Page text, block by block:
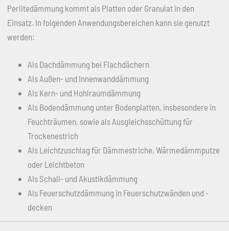
Perlitedämmung kommt als Platten oder Granulat in den
Einsatz. In folgenden Anwendungsbereichen kann sie genutzt
werden:
Als Dachdämmung bei Flachdächern
Als Außen- und Innenwanddämmung
Als Kern- und Hohlraumdämmung
Als Bodendämmung unter Bodenplatten, insbesondere in
Feuchträumen, sowie als Ausgleichsschüttung für
Trockenestrich
Als Leichtzuschlag für Dämmestriche, Wärmedämmputze
oder Leichtbeton
Als Schall- und Akustikdämmung
Als Feuerschutzdämmung in Feuerschutzwänden und -
decken